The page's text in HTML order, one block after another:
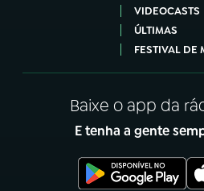
VIDEOCASTS
ÚLTIMAS
FESTIVAL DE
Baixe o app da
E tenha a gente